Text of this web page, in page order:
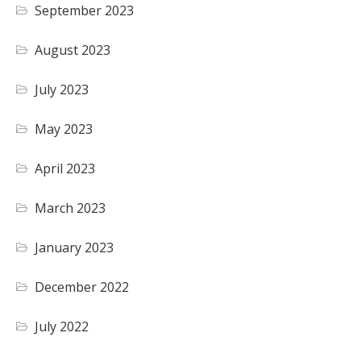
September 2023
August 2023
July 2023
May 2023
April 2023
March 2023
January 2023
December 2022
July 2022